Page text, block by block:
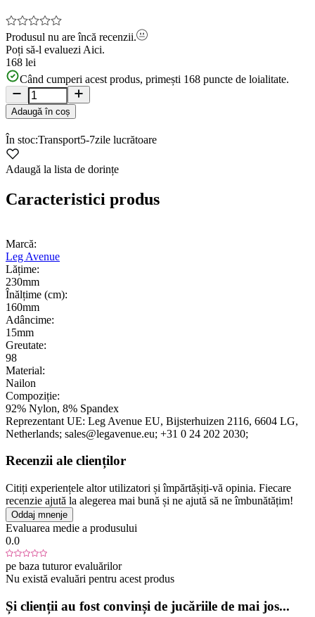
Produsul nu are încă recenzii.
Poți să-l evaluezi Aici.
168 lei
Când cumperi acest produs, primești 168 puncte de loialitate.
Adaugă în coș
În stoc:Transport5-7zile lucrătoare
Adaugă la lista de dorințe
Caracteristici produs
Marcă:
Leg Avenue
Lățime:
230mm
Înălțime (cm):
160mm
Adâncime:
15mm
Greutate:
98
Material:
Nailon
Compoziție:
92% Nylon, 8% Spandex
Reprezentant UE: Leg Avenue EU, Bijsterhuizen 2116, 6604 LG,
Netherlands; sales@legavenue.eu; +31 0 24 202 2030;
Recenzii ale clienților
Citiți experiențele altor utilizatori și împărtășiți-vă opinia. Fiecare
recenzie ajută la alegerea mai bună și ne ajută să ne îmbunătățim!
Oddaj mnenje
Evaluarea medie a produsului
0.0
pe baza tuturor evaluărilor
Nu există evaluări pentru acest produs
Și clienții au fost convinși de jucăriile de mai jos...